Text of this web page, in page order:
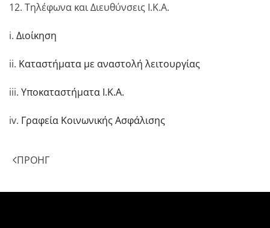
12. Τηλέφωνα και Διευθύνσεις Ι.Κ.Α.
i. Διοίκηση
ii. Καταστήματα με αναστολή λειτουργίας
iii. Υποκαταστήματα Ι.Κ.Α.
iv. Γραφεία Κοινωνικής Ασφάλισης
ΠΡΟΗΓ